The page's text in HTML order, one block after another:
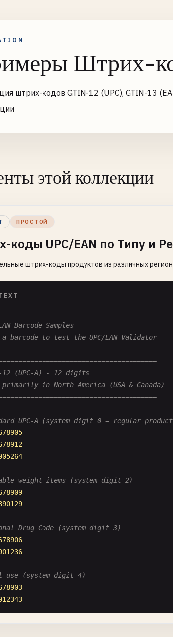
Штрих-
штрих-кодов GTIN-12 (UPC), GTIN-13
этой коллекции
ПРОСТОЙ
коды UPC/EAN по Типу и
штрих-коды продуктов из различных
Barcode Samples
a barcode to test the UPC/EAN Validator
12 (UPC-A) - 12 digits
primarily in North America (USA & Canada)
UPC-A (system digit 0 = regular
weight items (system digit 2)
Drug Code (system digit 3)
use (system digit 4)